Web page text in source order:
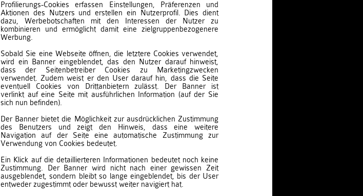
Profilierungs-Cookies erfassen Einstellungen, Präferenzen und
Aktionen des Nutzers und erstellen ein Nutzerprofil. Dies dient
dazu, Werbebotschaften mit den Interessen der Nutzer zu
kombinieren und ermöglicht damit eine zielgruppenbezogenere
Werbung.
Sobald Sie eine Webseite öffnen, die letztere Cookies verwendet,
wird ein Banner eingeblendet, das den Nutzer darauf hinweist,
dass der Seitenbetreiber Cookies zu Marketingzwecken
verwendet. Zudem weist er den User darauf hin, dass die Seite
eventuell Cookies von Drittanbietern zulässt. Der Banner ist
verlinkt auf eine Seite mit ausführlichen Information (auf der Sie
sich nun befinden).
Der Banner bietet die Möglichkeit zur ausdrücklichen Zustimmung
des Benutzers und zeigt den Hinweis, dass eine weitere
Navigation auf der Seite eine automatische Zustimmung zur
Verwendung von Cookies bedeutet.
Ein Klick auf die detaillierteren Informationen bedeutet noch keine
Zustimmung. Der Banner wird nicht nach einer gewissen Zeit
ausgeblendet, sondern bleibt so lange eingeblendet, bis der User
entweder zugestimmt oder bewusst weiter navigiert hat.